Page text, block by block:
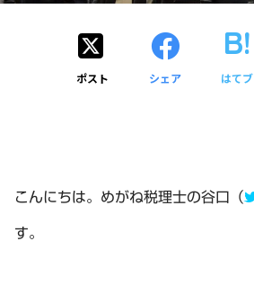
ポスト シェア はてブ
こんにちは。めがね税理士の谷口（
す。